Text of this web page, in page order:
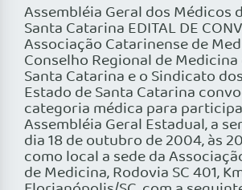
Assembléia Geral dos Médicos
Santa Catarina EDITAL DE
Associação Catarinense de
Conselho Regional de
Santa Catarina e o Sindicato
Estado de Santa Catarina
categoria médica para
Assembléia Geral Estadual, a
dia 18 de outubro de 2004, às
como local a sede da
de Medicina, Rodovia SC 401,